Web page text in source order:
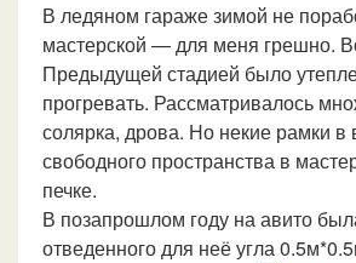
В ледяном гараже зимой не
мастерской — для меня грешно.
Предыдущей стадией было
прогревать. Рассматривалось
солярка, дрова. Но некие рамки
свободного пространства в
печке.
В позапрошлом году на авито
отведенного для неё угла